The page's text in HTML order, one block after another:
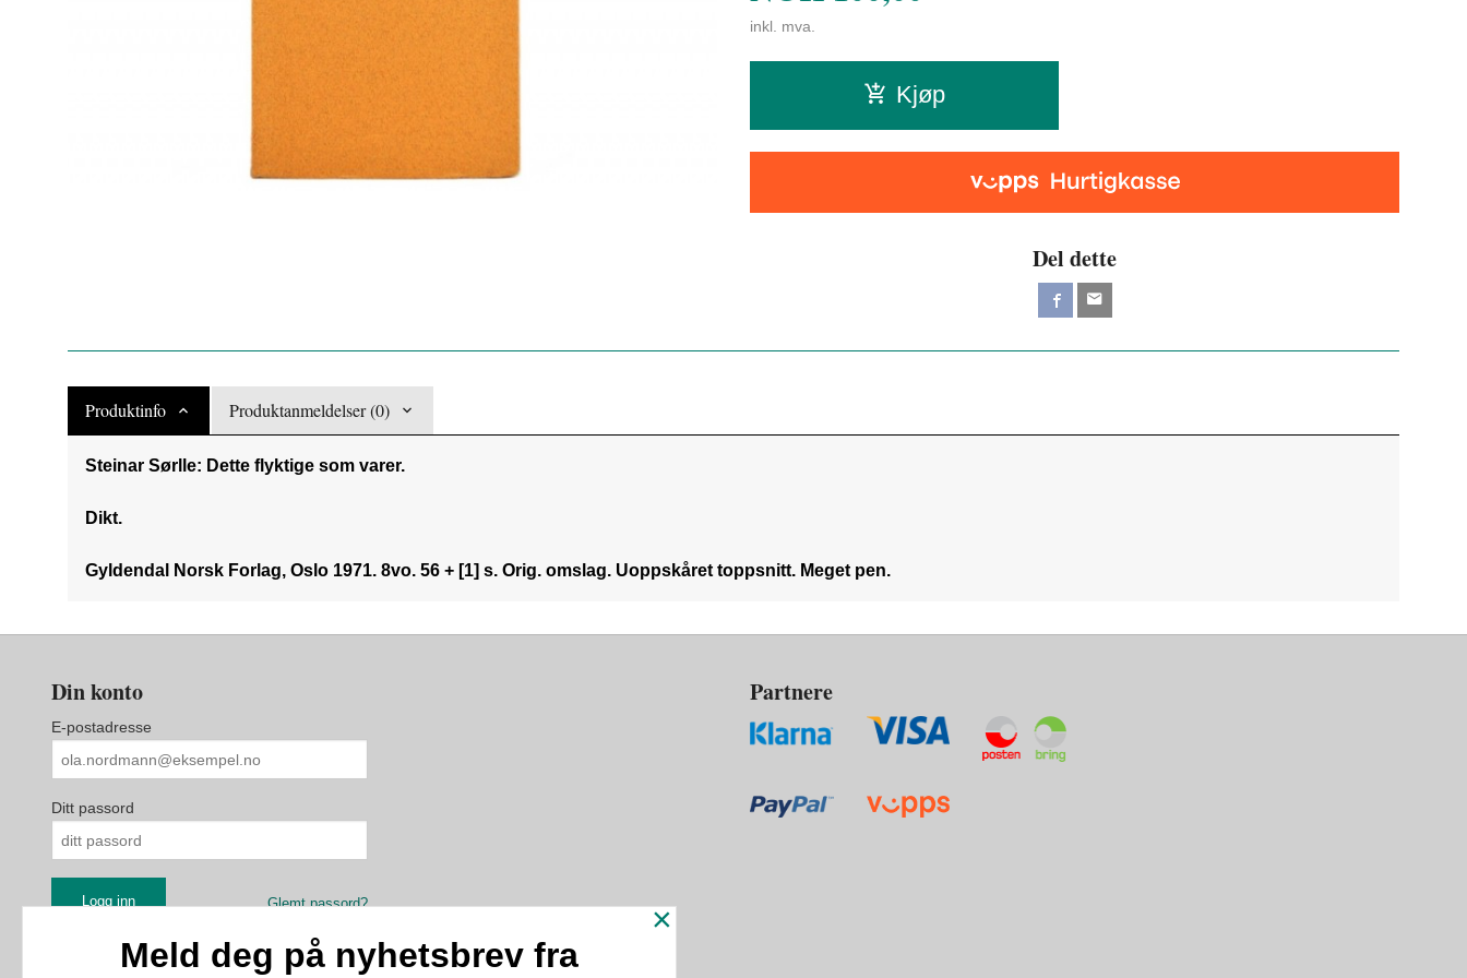
inkl. mva.
Kjøp
Del dette
Produktinfo Produktanmeldelser (0)
Steinar Sørlle: Dette flyktige som varer.
Dikt.
Gyldendal Norsk Forlag, Oslo 1971. 8vo. 56 + [1] s. Orig. omslag. Uoppskåret toppsnitt. Meget pen.
Din konto
E-postadresse
Ditt passord
Glemt passord?
Partnere
×
Meld deg på nyhetsbrev fra